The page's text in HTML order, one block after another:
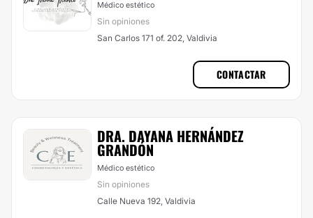
Médico estético
Sin opiniones
San Carlos 171 of. 202, Valdivia
CONTACTAR
DRA. DAYANA HERNÁNDEZ
GRANDÓN
Médico estético
Sin opiniones
Calle Nueva 192, Valdivia